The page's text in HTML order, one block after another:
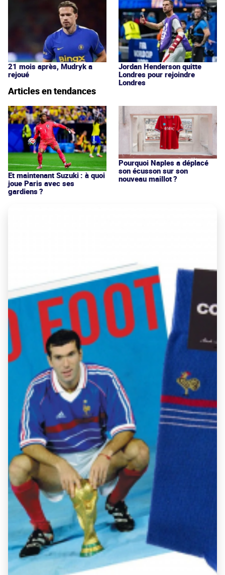
21 mois après, Mudryk a
rejoué
Jordan Henderson quitte
Londres pour rejoindre
Londres
Articles en tendances
Et maintenant Suzuki : à quoi
joue Paris avec ses
gardiens ?
Pourquoi Naples a déplacé
son écusson sur son
nouveau maillot ?